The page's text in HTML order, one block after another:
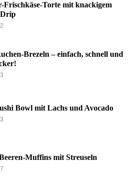
Frischkäse-Torte mit knackigem
Brezeln – einfach, schnell und
Bowl mit Lachs und Avocado
Muffins mit Streuseln